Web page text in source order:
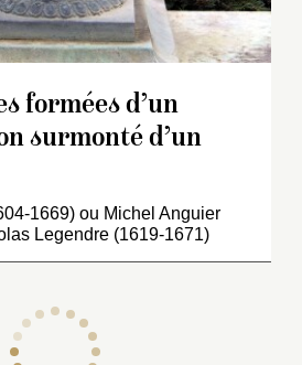
formées d’un
surmonté d’un
1669) ou Michel Anguier
Legendre (1619-1671)